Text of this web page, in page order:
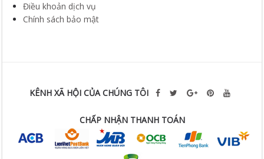
Điều khoản dịch vụ
Chính sách bảo mật
KÊNH XÃ HỘI CỦA CHÚNG TÔI
CHẤP NHẬN THANH TOÁN